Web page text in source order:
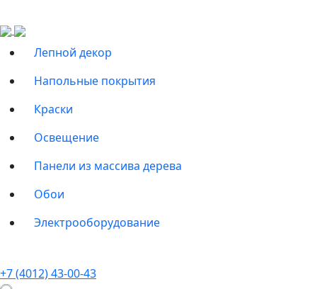
Лепной декор
Напольные покрытия
Краски
Освещение
Панели из массива дерева
Обои
Электрооборудование
+7 (4012) 43-00-43